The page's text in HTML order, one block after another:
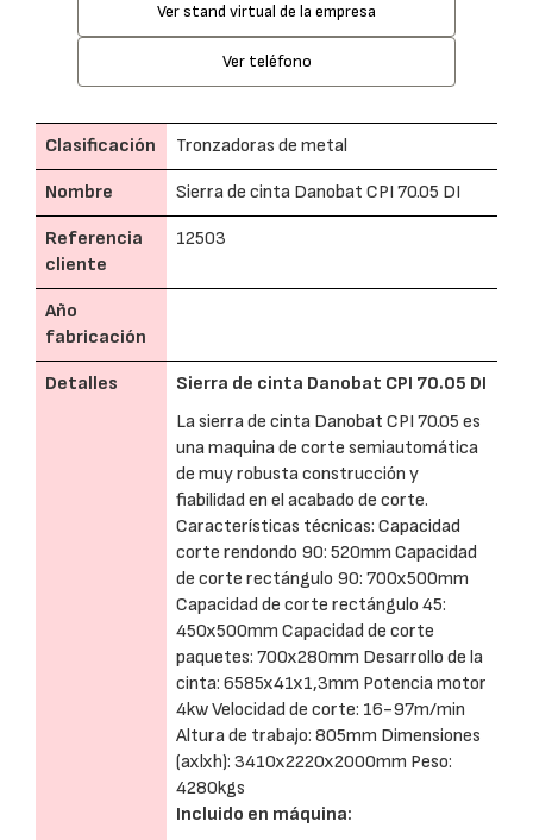
Ver stand virtual de la empresa
Ver teléfono
Clasificación Tronzadoras de metal
Nombre Sierra de cinta Danobat CPI 70.05 DI
Referencia
cliente
12503
Año
fabricación
Detalles
Sierra de cinta Danobat CPI 70.05 DI
La sierra de cinta Danobat CPI 70.05 es
una maquina de corte semiautomática
de muy robusta construcción y
fiabilidad en el acabado de corte.
Características técnicas: Capacidad
corte rendondo 90: 520mm Capacidad
de corte rectángulo 90: 700x500mm
Capacidad de corte rectángulo 45:
450x500mm Capacidad de corte
paquetes: 700x280mm Desarrollo de la
cinta: 6585x41x1,3mm Potencia motor
4kw Velocidad de corte: 16-97m/min
Altura de trabajo: 805mm Dimensiones
(axlxh): 3410x2220x2000mm Peso:
4280kgs
Incluido en máquina: